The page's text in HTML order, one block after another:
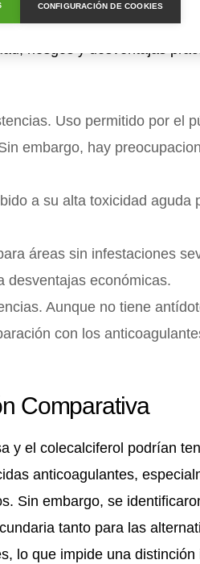
viables para los
riesgos y desventajas
Uso permitido por el
embargo, hay
a su alta toxicidad aguda
áreas sin infestaciones
desventajas económicas.
Aunque no tiene
con los
Comparativa
y el colecalciferol podrían
anticoagulantes,
Sin embargo, se
tanto para las
lo que impide una distinción
CONFIGURACIÓN DE COOKIES